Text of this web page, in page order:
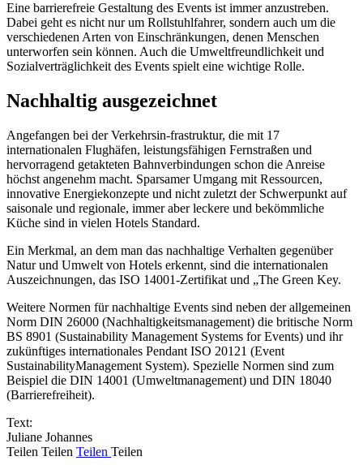
Eine barrierefreie Gestaltung des Events ist immer anzustreben.
Dabei geht es nicht nur um Rollstuhlfahrer, sondern auch um die
verschiedenen Arten von Einschränkungen, denen Menschen
unterworfen sein können. Auch die Umweltfreundlichkeit und
Sozialverträglichkeit des Events spielt eine wichtige Rolle.
Nachhaltig ausgezeichnet
Angefangen bei der Verkehrsin-frastruktur, die mit 17
internationalen Flughäfen, leistungsfähigen Fernstraßen und
hervorragend getakteten Bahnverbindungen schon die Anreise
höchst angenehm macht. Sparsamer Umgang mit Ressourcen,
innovative Energiekonzepte und nicht zuletzt der Schwerpunkt auf
saisonale und regionale, immer aber leckere und bekömmliche
Küche sind in vielen Hotels Standard.
Ein Merkmal, an dem man das nachhaltige Verhalten gegenüber
Natur und Umwelt von Hotels erkennt, sind die internationalen
Auszeichnungen, das ISO 14001-Zertifikat und „The Green Key.
Weitere Normen für nachhaltige Events sind neben der allgemeinen
Norm DIN 26000 (Nachhaltigkeitsmanagement) die britische Norm
BS 8901 (Sustainability Management Systems for Events) und ihr
zukünftiges internationales Pendant ISO 20121 (Event
SustainabilityManagement System). Spezielle Normen sind zum
Beispiel die DIN 14001 (Umweltmanagement) und DIN 18040
(Barrierefreiheit).
Text:
Juliane Johannes
Teilen Teilen Teilen Teilen